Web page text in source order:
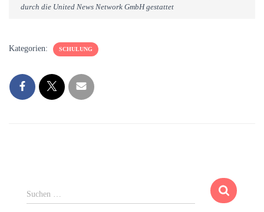
durch die United News Network GmbH gestattet
Kategorien: SCHULUNG
S
u
Suchen …